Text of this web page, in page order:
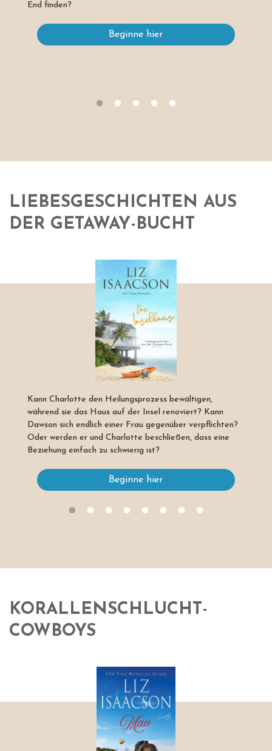
End finden?
Beginne hier
LIEBESGESCHICHTEN AUS
DER GETAWAY-BUCHT
Kann Charlotte den Heilungsprozess bewältigen,
während sie das Haus auf der Insel renoviert? Kann
Dawson sich endlich einer Frau gegenüber verpflichten?
Oder werden er und Charlotte beschließen, dass eine
Beziehung einfach zu schwierig ist?
Beginne hier
KORALLENSCHLUCHT-
COWBOYS